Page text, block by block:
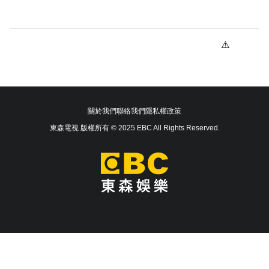
關於我們聯絡我們隱私權政策
東森電視 版權所有 © 2025 EBC All Rights Reserved.